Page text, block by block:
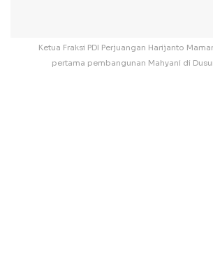
Ketua Fraksi PDI Perjuangan Harijanto
pertama pembangunan Mahyani di